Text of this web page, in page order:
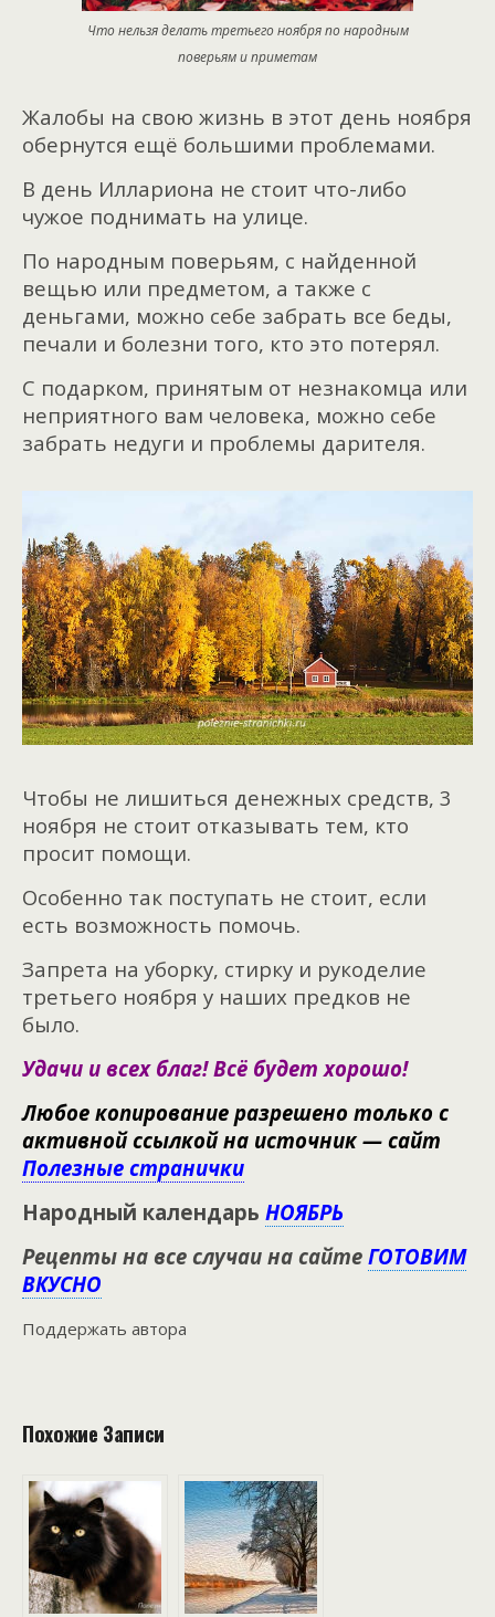
Что нельзя делать третьего ноября по народным
поверьям и приметам
Жалобы на свою жизнь в этот день ноября
обернутся ещё большими проблемами.
В день Иллариона не стоит что-либо
чужое поднимать на улице.
По народным поверьям, с найденной
вещью или предметом, а также с
деньгами, можно себе забрать все беды,
печали и болезни того, кто это потерял.
С подарком, принятым от незнакомца или
неприятного вам человека, можно себе
забрать недуги и проблемы дарителя.
Чтобы не лишиться денежных средств, 3
ноября не стоит отказывать тем, кто
просит помощи.
Особенно так поступать не стоит, если
есть возможность помочь.
Запрета на уборку, стирку и рукоделие
третьего ноября у наших предков не
было.
Удачи и всех благ! Всё будет хорошо!
Любое копирование разрешено только с
активной ссылкой на источник — сайт
Полезные странички
Народный календарь НОЯБРЬ
Рецепты на все случаи на сайте ГОТОВИМ
ВКУСНО
Поддержать автора
Похожие Записи